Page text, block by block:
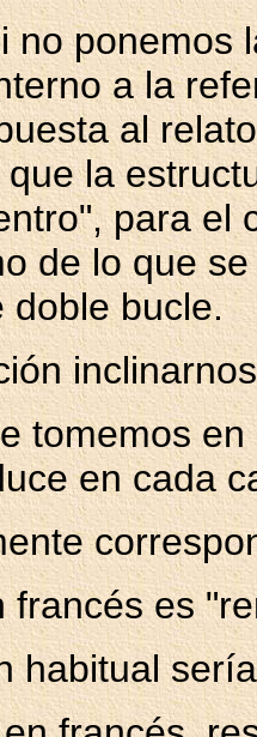
no ponemos
a la
al
la
para el
de lo que
doble bucle.
tomemos
en cada
francés es
habitual